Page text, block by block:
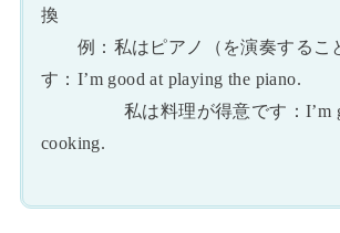
換
例：私はピアノ（を演奏するこ
す：I’m good at playing the piano.
私は料理が得意です：I’m
cooking.